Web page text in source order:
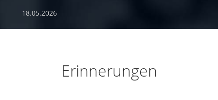
18.05.2026
Erinnerungen